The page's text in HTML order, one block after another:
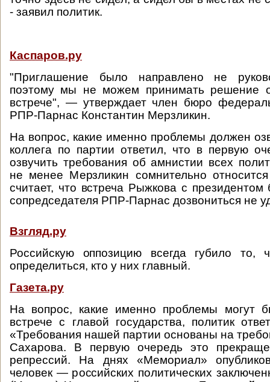
- заявил политик.
Каспаров.ру
"Приглашение было направлено не
поэтому мы не можем принимать решение
встрече", — утверждает член бюро
РПР-Парнас Константин Мерзликин.
На вопрос, какие именно проблемы должен
коллега по партии ответил, что в первую
озвучить требования об амнистии всех
не менее Мерзликин сомнительно
считает, что встреча Рыжкова с
сопредседателя РПР-Парнас дозвониться не
Взгляд.ру
Российскую оппозицию всегда губило то,
определиться, кто у них главный.
Газета.ру
На вопрос, какие именно проблемы могут
встрече с главой государства, политик
«Требования нашей партии основаны на
Сахарова. В первую очередь это
репрессий. На днях «Мемориал»
человек — российских политических